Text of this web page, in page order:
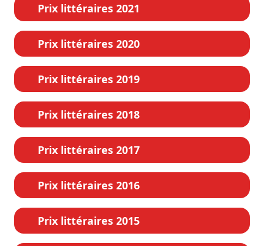
Prix littéraires 2021
Prix littéraires 2020
Prix littéraires 2019
Prix littéraires 2018
Prix littéraires 2017
Prix littéraires 2016
Prix littéraires 2015